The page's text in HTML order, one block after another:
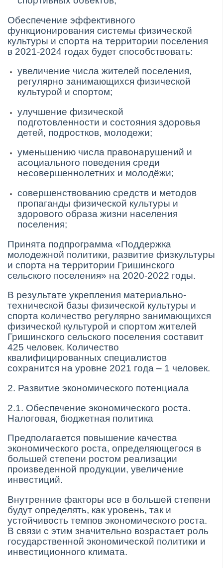
Обеспечение эффективного
функционирования системы физической
культуры и спорта на территории поселения
в 2021-2024 годах будет способствовать:
увеличение числа жителей поселения,
регулярно занимающихся физической
культурой и спортом;
улучшение физической
подготовленности и состояния здоровья
детей, подростков, молодежи;
уменьшению числа правонарушений и
асоциального поведения среди
несовершеннолетних и молодёжи;
совершенствованию средств и методов
пропаганды физической культуры и
здорового образа жизни населения
поселения;
Принята подпрограмма «Поддержка
молодежной политики, развитие физкультуры
и спорта на территории Гришинского
сельского поселения» на 2020-2022 годы.
В результате укрепления материально-
технической базы физической культуры и
спорта количество регулярно занимающихся
физической культурой и спортом жителей
Гришинского сельского поселения составит
425 человек. Количество
квалифицированных специалистов
сохранится на уровне 2021 года – 1 человек.
2. Развитие экономического потенциала
2.1. Обеспечение экономического роста.
Налоговая, бюджетная политика
Предполагается повышение качества
экономического роста, определяющегося в
большей степени ростом реализации
произведенной продукции, увеличение
инвестиций.
Внутренние факторы все в большей степени
будут определять, как уровень, так и
устойчивость темпов экономического роста.
В связи с этим значительно возрастает роль
государственной экономической политики и
инвестиционного климата.